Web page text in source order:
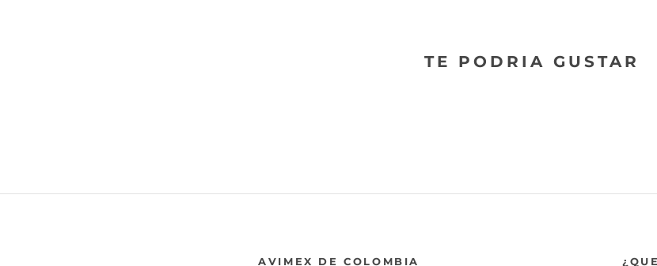
TE PODRIA GUSTAR
AVIMEX DE COLOMBIA